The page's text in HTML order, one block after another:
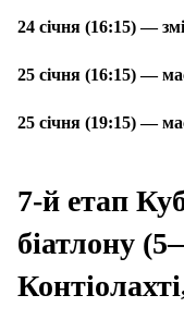
24 січня (16:15) —
25 січня (16:15) —
25 січня (19:15) —
7-й етап
біатлону